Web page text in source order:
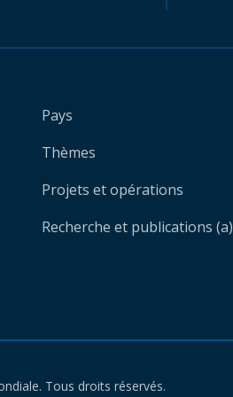
Pays
Thèmes
Projets et opérations
Recherche et publications (a)
Tous droits réservés.